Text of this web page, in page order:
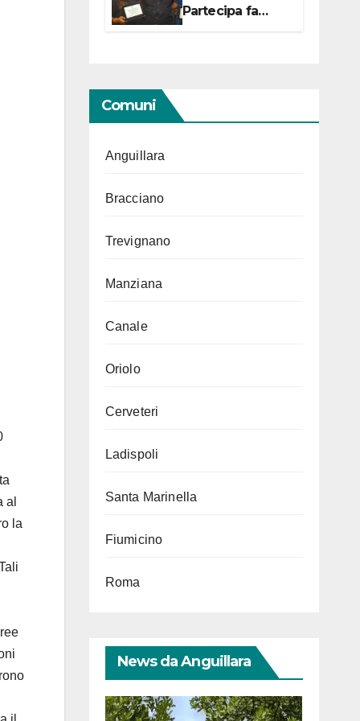
al
la
Partecipa fa
centro con due
Comuni
Anguillara
Bracciano
Trevignano
Manziana
Canale
Oriolo
Cerveteri
Ladispoli
Santa Marinella
Fiumicino
Roma
News da Anguillara